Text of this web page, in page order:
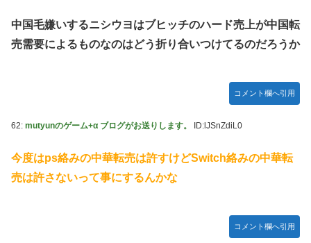
中国毛嫌いするニシウヨはブヒッチのハード売上が中国転
売需要によるものなのはどう折り合いつけてるのだろうか
コメント欄へ引用
62: mutyunのゲーム+α ブログがお送りします。 ID:lJSnZdiL0
今度はps絡みの中華転売は許すけどSwitch絡みの中華転
売は許さないって事にするんかな
コメント欄へ引用